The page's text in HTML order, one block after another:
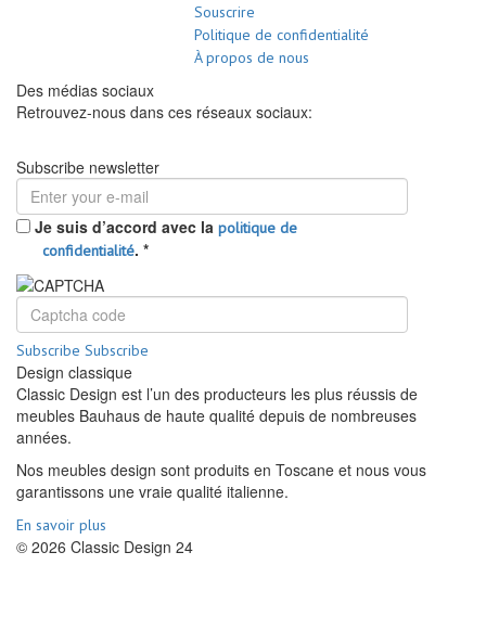
Souscrire
Politique de confidentialité
À propos de nous
Des médias sociaux
Retrouvez-nous dans ces réseaux sociaux:
Subscribe newsletter
Je suis d’accord avec la politique de
confidentialité. *
Subscribe Subscribe
Design classique
Classic Design est l’un des producteurs les plus réussis de
meubles Bauhaus de haute qualité depuis de nombreuses
années.
Nos meubles design sont produits en Toscane et nous vous
garantissons une vraie qualité italienne.
En savoir plus
© 2026 Classic Design 24